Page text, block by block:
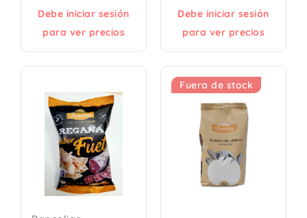
Debe iniciar sesión
para ver precios
Debe iniciar sesión
para ver precios
Fuera de stock